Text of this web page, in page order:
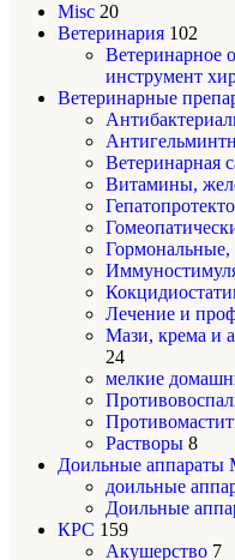
Misc 20
Ветеринария 102
Ветеринарное
инструмент
Ветеринарные
Ветеринарная
Витамины,
Лечение и
Мази, крема и
24
мелкие
Растворы 8
Доильные аппараты
доильные
Доильные
КРС 159
Акушерство 7